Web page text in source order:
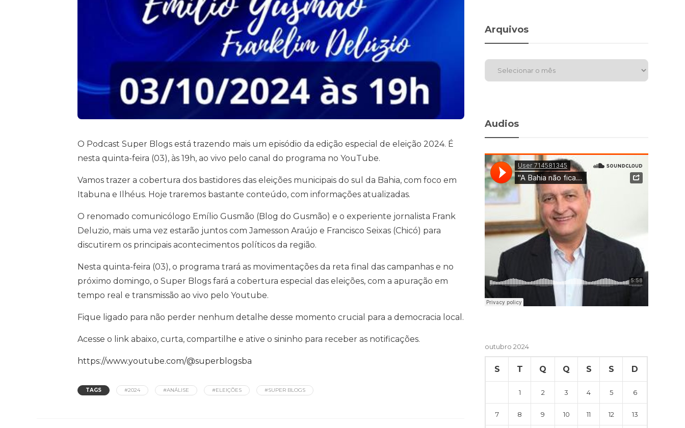
O Podcast Super Blogs está trazendo mais um episódio da edição especial de eleição 2024. É
nesta quinta-feira (03), às 19h, ao vivo pelo canal do programa no YouTube.
Vamos trazer a cobertura dos bastidores das eleições municipais do sul da Bahia, com foco em
Itabuna e Ilhéus. Hoje traremos bastante conteúdo, com informações atualizadas.
O renomado comunicólogo Emílio Gusmão (Blog do Gusmão) e o experiente jornalista Frank
Deluzio, mais uma vez estarão juntos com Jamesson Araújo e Francisco Seixas (Chicó) para
discutirem os principais acontecimentos políticos da região.
Nesta quinta-feira (03), o programa trará as movimentações da reta final das campanhas e no
próximo domingo, o Super Blogs fará a cobertura especial das eleições, com a apuração em
tempo real e transmissão ao vivo pelo Youtube.
Fique ligado para não perder nenhum detalhe desse momento crucial para a democracia local.
Acesse o link abaixo, curta, compartilhe e ative o sininho para receber as notificações.
https://www.youtube.com/@superblogsba
TAGS #2024 #ANÁLISE #ELEIÇÕES #SUPER BLOGS
Arquivos
Audios
outubro 2024
S T Q Q S S D
1 2 3 4 5 6
7 8 9 10 11 12 13